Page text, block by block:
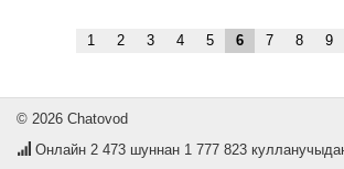
1 2 3 4 5 6 7 8 9
© 2026 Chatovod
Онлайн 2 473 шуннан 1 777 823